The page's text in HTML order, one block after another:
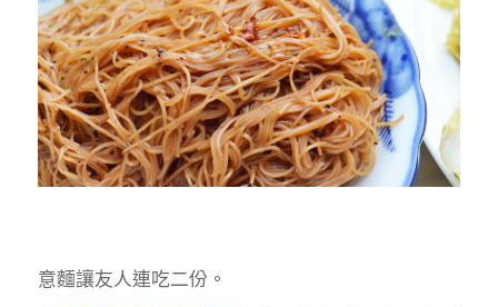
意麵讓友人連吃二份。